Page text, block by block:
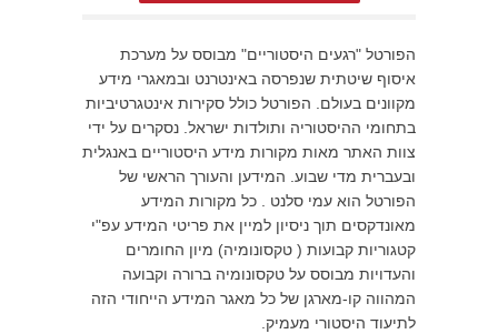
הפורטל "רגעים היסטוריים" מבוסס על מערכת
איסוף שיטתית שנפרסה באינטרנט ובמאגרי מידע
מקוונים בעולם. הפורטל כולל סקירות אינטגרטיביות
בתחומי ההיסטוריה ותולדות ישראל. נסקרים על ידי
צוות האתר מאות מקורות מידע היסטוריים באנגלית
ובעברית מדי שבוע. המידען והעורך הראשי של
הפורטל הוא עמי סלנט . כל מקורות המידע
מאונדקסים תוך ניסיון למיין את פריטי המידע עפ"י
קטגוריות קבועות ( טקסונומיה) מיון החומרים
והעדויות מבוסס על טקסונומיה ברורה וקבועה
המהווה קו-מארגן של כל מאגר המידע הייחודי הזה
לתיעוד היסטורי מעמיק.